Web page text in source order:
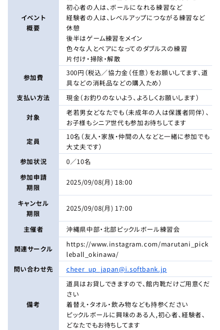
イベント
概要
初心者の人は、ボールになれる練習など
経験者の人は、レベルアップにつながる練習など
休憩
後半はゲーム練習をメイン
色々な人とペアになってのダブルスの練習
片付け・掃除・解散
参加費
300円（税込／協力金（任意）をお願いしてます、道
具などの消耗品などの購入ため）
支払い方法
現金（お釣りのないよう、よろしくお願いします）
対象
老若男女どなたでも（未成年の人は保護者同伴）、
お子様もシニア世代も参加お待ちしてます
定員
10名（友人・家族・仲間の人などと一緒に参加でも
大丈夫です）
参加状況
0／10名
参加申請
期限
2025/09/08(月) 18:00
キャンセル
期限
2025/09/08(月) 17:00
主催者 沖縄県中部・北部ピックルボール練習会
関連サークル
https://www.instagram.com/marutani_pick
leball_okinawa/
問い合わせ先
cheer_up_japan@i.softbank.jp
備考
道具はお貸しできますので、館内靴だけご用意くだ
さい
着替え・タオル・飲み物なども持参ください
ピックルボールに興味のある人,初心者、経験者、
どなたでもお待ちしてます